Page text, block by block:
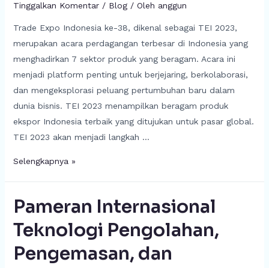
Tinggalkan Komentar / Blog/ Oleh anggun
Trade Expo Indonesia ke-38, dikenal sebagai TEI 2023,
merupakan acara perdagangan terbesar di Indonesia yang
menghadirkan 7 sektor produk yang beragam. Acara ini
menjadi platform penting untuk berjejaring, berkolaborasi,
dan mengeksplorasi peluang pertumbuhan baru dalam
dunia bisnis. TEI 2023 menampilkan beragam produk
ekspor Indonesia terbaik yang ditujukan untuk pasar global.
TEI 2023 akan menjadi langkah …
Selengkapnya »
Pameran Internasional
Teknologi Pengolahan,
Pengemasan, dan